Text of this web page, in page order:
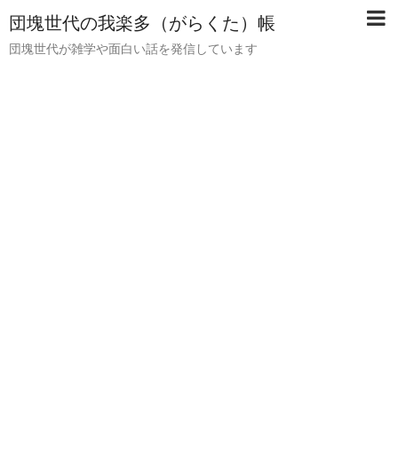
団塊世代の我楽多（がらくた）帳
団塊世代が雑学や面白い話を発信しています